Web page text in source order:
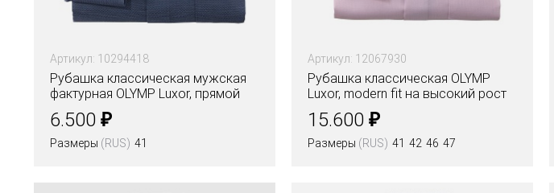
Артикул: 10294418
Рубашка классическая мужская
фактурная OLYMP Luxor, прямой
крой
6.500 ₽
Размеры (RUS) 41
Артикул: 12067930
Рубашка классическая OLYMP
Luxor, modern fit на высокий рост
15.600 ₽
Размеры (RUS) 41 42 46 47